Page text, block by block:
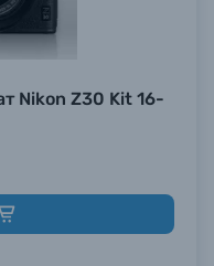
товары)
Nikon Z30 Kit 16-